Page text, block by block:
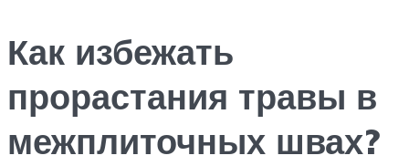
Как избежать
прорастания травы в
межплиточных швах?